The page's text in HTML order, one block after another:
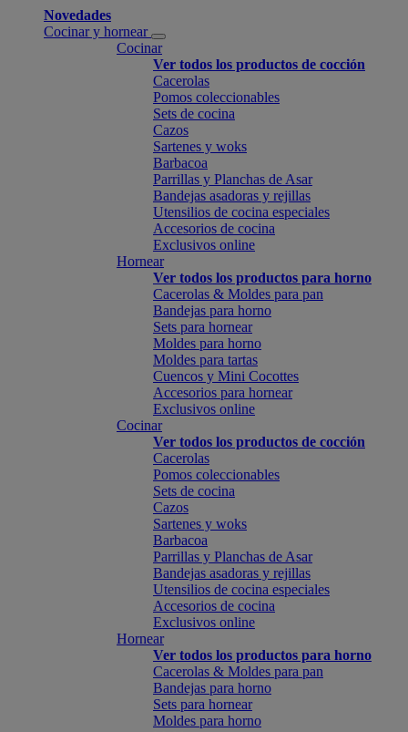
Novedades
Cocinar y hornear
Cocinar
Ver todos los productos de cocción
Cacerolas
Pomos coleccionables
Sets de cocina
Cazos
Sartenes y woks
Barbacoa
Parrillas y Planchas de Asar
Bandejas asadoras y rejillas
Utensilios de cocina especiales
Accesorios de cocina
Exclusivos online
Hornear
Ver todos los productos para horno
Cacerolas & Moldes para pan
Bandejas para horno
Sets para hornear
Moldes para horno
Moldes para tartas
Cuencos y Mini Cocottes
Accesorios para hornear
Exclusivos online
Cocinar
Ver todos los productos de cocción
Cacerolas
Pomos coleccionables
Sets de cocina
Cazos
Sartenes y woks
Barbacoa
Parrillas y Planchas de Asar
Bandejas asadoras y rejillas
Utensilios de cocina especiales
Accesorios de cocina
Exclusivos online
Hornear
Ver todos los productos para horno
Cacerolas & Moldes para pan
Bandejas para horno
Sets para hornear
Moldes para horno